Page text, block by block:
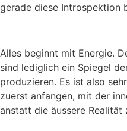
gerade diese Introspektion
Alles beginnt mit Energie.
sind lediglich ein Spiegel
produzieren. Es ist also
zuerst anfangen, mit der
anstatt die äussere Realität